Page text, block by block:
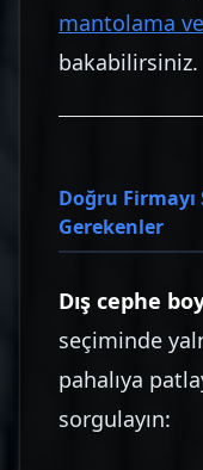
mantolama ve
bakabilirsiniz.
Doğru
Gerekenler
Dış cephe
seçiminde
pahalıya
sorgulayın: